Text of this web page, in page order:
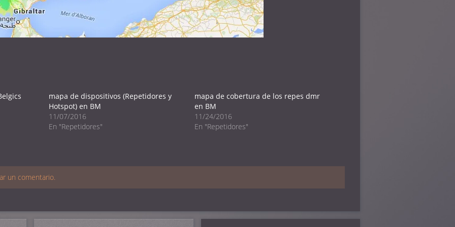
mapa de dispositivos (Repetidores y
Hotspot) en BM
11/07/2016
En "Repetidores"
mapa de cobertura de los repes dmr
en BM
11/24/2016
En "Repetidores"
un comentario.